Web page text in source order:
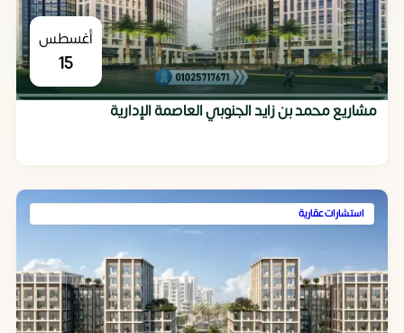
أغسطس
15
مشاريع محمد بن زايد الجنوبي العاصمة الإدارية
استشارات عقارية